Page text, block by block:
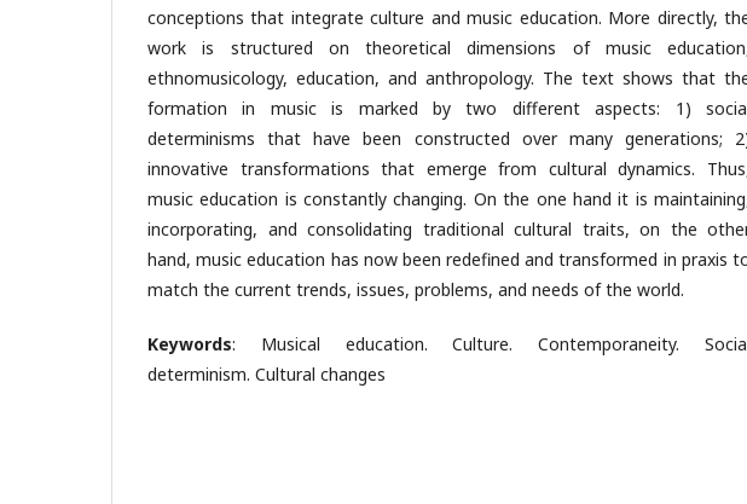
conceptions that integrate culture and music education. More directly,
work is structured on theoretical dimensions of music
ethnomusicology, education, and anthropology. The text shows that
formation in music is marked by two different aspects: 1)
determinisms that have been constructed over many generations;
innovative transformations that emerge from cultural dynamics.
music education is constantly changing. On the one hand it is
incorporating, and consolidating traditional cultural traits, on the
hand, music education has now been redefined and transformed in praxis
match the current trends, issues, problems, and needs of the world.
Keywords: Musical education. Culture. Contemporaneity.
determinism. Cultural changes